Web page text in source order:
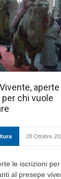
aperte
chi vuole
28 Ottobre
le iscrizioni
al presepe